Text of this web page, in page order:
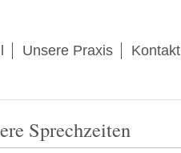
Unsere Praxis Kontakt
Sprechzeiten